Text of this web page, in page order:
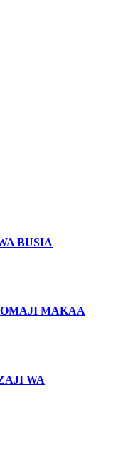
BUSIA
MAKAA
WA